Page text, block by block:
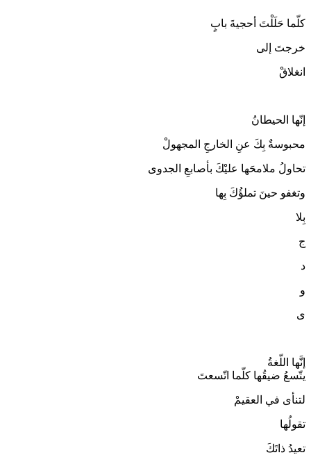
كلّما حَلَلْتَ أحجيةَ بابٍ
خرجتَ إلى
انغلاقْ
إنّها الحيطانُ
محبوسةٌ بِكَ عنِ الخارجِ المجهولْ
تحاولُ ملامحَها عليْكَ بأصابعِ الجدوى
وتغفو حينَ تملؤُكَ بِها
بِلا
ج
د
و
ى
إنَّها اللّغةُ
يتّسعُ ضيقُها كلّما اتّسعتَ
لتنأى في العقيمْ
تقولُها
تعيدُ ذاتَكَ